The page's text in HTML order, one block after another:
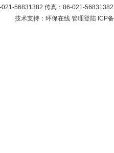
021-56831382 传真：86-021-
技术支持：环保在线 管理登陆 ICP